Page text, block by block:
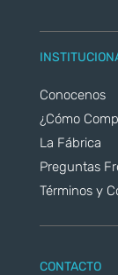
Conocenos
¿Cómo
La Fábrica
Preguntas
Términos y
CONTACTO